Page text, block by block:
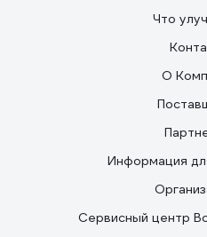
Что
О
Информация
Сервисный центр